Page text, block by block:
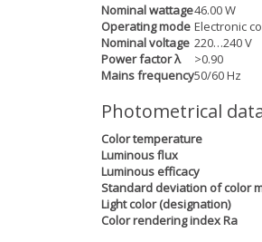
Nominal wattage46.00 W
Operating mode Electronic
Nominal voltage 220…240 V
Power factor λ
>0.90
Mains frequency50/60 Hz
Photometrical
Color temperature
Luminous flux
Luminous efficacy
Standard deviation of color
Light color (designation)
Color rendering index Ra